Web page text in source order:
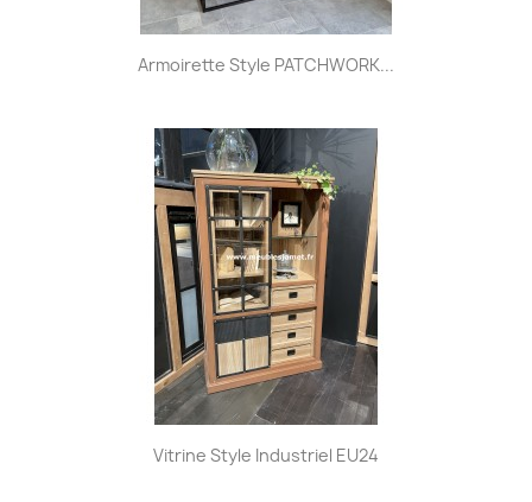
Armoirette Style PATCHWORK...
Vitrine Style Industriel EU24